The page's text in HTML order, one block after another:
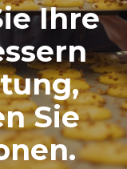
Ihre
Sie